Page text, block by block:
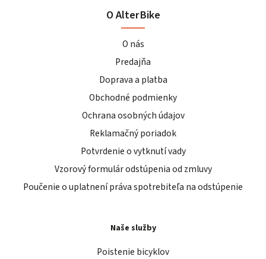
O AlterBike
O nás
Predajňa
Doprava a platba
Obchodné podmienky
Ochrana osobných údajov
Reklamačný poriadok
Potvrdenie o vytknutí vady
Vzorový formulár odstúpenia od zmluvy
Poučenie o uplatnení práva spotrebiteľa na odstúpenie
Naše služby
Poistenie bicyklov